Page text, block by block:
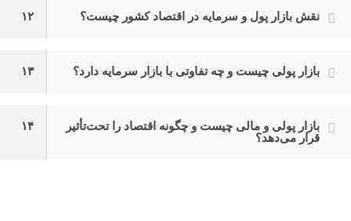
۱۲ نقش بازار پول و سرمایه در اقتصاد کشور چیست؟
۱۳ بازار پولی چیست و چه تفاوتی با بازار سرمایه دارد؟
۱۴
بازار پولی و مالی چیست و چگونه اقتصاد را تحت‌تأثیر
قرار می‌دهد؟